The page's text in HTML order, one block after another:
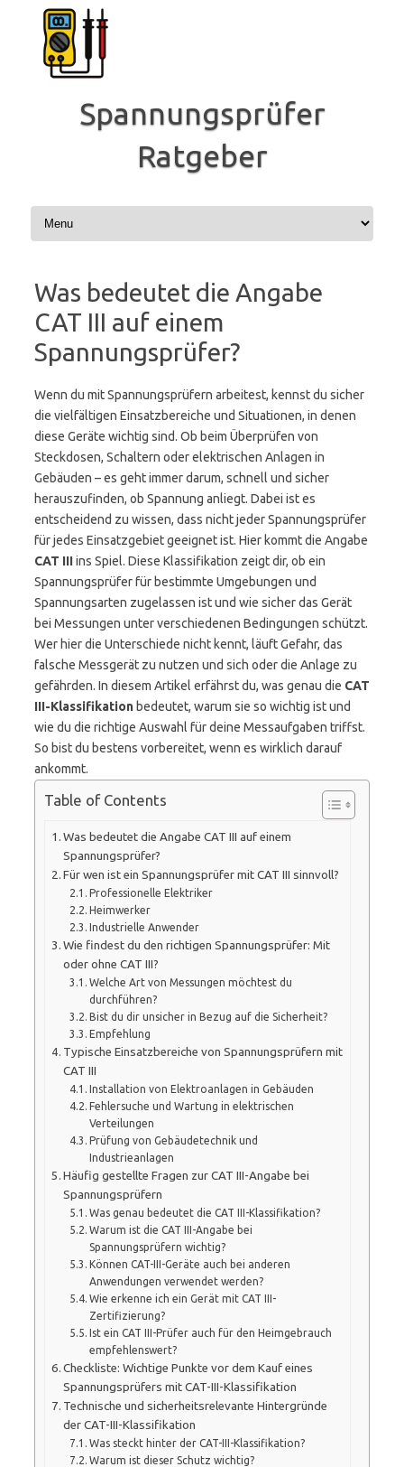
Inhalt
springen
Spannungsprüfer
Ratgeber
Was bedeutet die Angabe
CAT III auf einem
Spannungsprüfer?
Wenn du mit Spannungsprüfern arbeitest, kennst du sicher
die vielfältigen Einsatzbereiche und Situationen, in denen
diese Geräte wichtig sind. Ob beim Überprüfen von
Steckdosen, Schaltern oder elektrischen Anlagen in
Gebäuden – es geht immer darum, schnell und sicher
herauszufinden, ob Spannung anliegt. Dabei ist es
entscheidend zu wissen, dass nicht jeder Spannungsprüfer
für jedes Einsatzgebiet geeignet ist. Hier kommt die Angabe
CAT IIIins Spiel. Diese Klassifikation zeigt dir, ob ein
Spannungsprüfer für bestimmte Umgebungen und
Spannungsarten zugelassen ist und wie sicher das Gerät
bei Messungen unter verschiedenen Bedingungen schützt.
Wer hier die Unterschiede nicht kennt, läuft Gefahr, das
falsche Messgerät zu nutzen und sich oder die Anlage zu
gefährden. In diesem Artikel erfährst du, was genau die CAT
III-Klassifikation bedeutet, warum sie so wichtig ist und
wie du die richtige Auswahl für deine Messaufgaben triffst.
So bist du bestens vorbereitet, wenn es wirklich darauf
ankommt.
Table of Contents
Was bedeutet die Angabe CAT III auf einem
Spannungsprüfer?
Für wen ist ein Spannungsprüfer mit CAT III sinnvoll?
Professionelle Elektriker
Heimwerker
Industrielle Anwender
Wie findest du den richtigen Spannungsprüfer: Mit
oder ohne CAT III?
Welche Art von Messungen möchtest du
durchführen?
Bist du dir unsicher in Bezug auf die Sicherheit?
Empfehlung
Typische Einsatzbereiche von Spannungsprüfern mit
CAT III
Installation von Elektroanlagen in Gebäuden
Fehlersuche und Wartung in elektrischen
Verteilungen
Prüfung von Gebäudetechnik und
Industrieanlagen
Häufig gestellte Fragen zur CAT III-Angabe bei
Spannungsprüfern
Was genau bedeutet die CAT III-Klassifikation?
Warum ist die CAT III-Angabe bei
Spannungsprüfern wichtig?
Können CAT-III-Geräte auch bei anderen
Anwendungen verwendet werden?
Wie erkenne ich ein Gerät mit CAT III-
Zertifizierung?
Ist ein CAT III-Prüfer auch für den Heimgebrauch
empfehlenswert?
Checkliste: Wichtige Punkte vor dem Kauf eines
Spannungsprüfers mit CAT-III-Klassifikation
Technische und sicherheitsrelevante Hintergründe
der CAT-III-Klassifikation
Was steckt hinter der CAT-III-Klassifikation?
Warum ist dieser Schutz wichtig?